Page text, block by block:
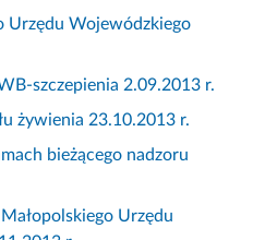
Urzędu Wojewódzkiego
szczepienia 2.09.2013 r.
żywienia 23.10.2013 r.
bieżącego nadzoru
Urzędu